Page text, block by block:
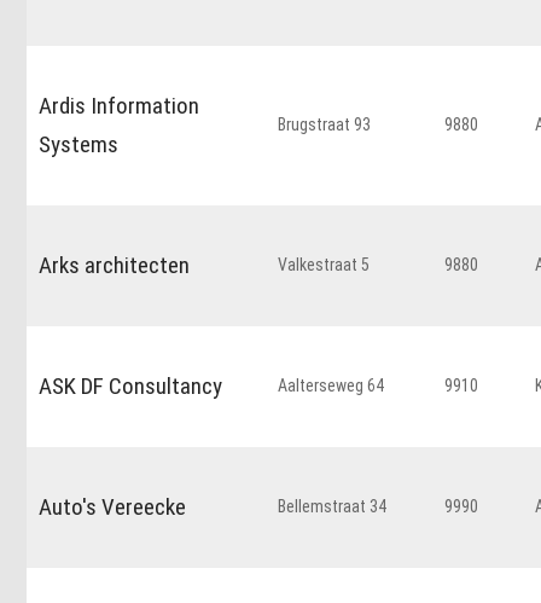
Ardis Information
Systems
Brugstraat 93 9880
Arks architecten Valkestraat 5 9880
ASK DF Consultancy Aalterseweg 64 9910
Auto's Vereecke Bellemstraat 34 9990